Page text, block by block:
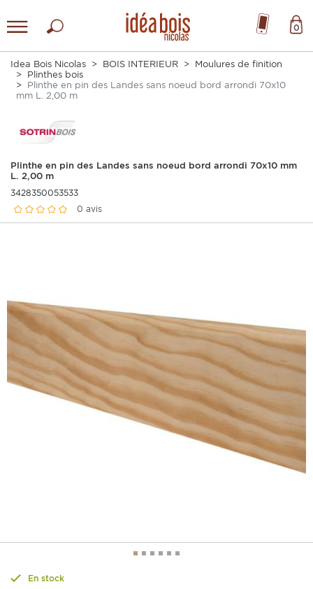
0
Idea Bois Nicolas BOIS INTERIEUR
Moulures de finition
Plinthes bois
Plinthe en pin des Landes sans noeud bord arrondi 70x10
mm L. 2,00 m
Plinthe en pin des Landes sans noeud bord arrondi 70x10 mm
L. 2,00 m
3428350053533
0 avis
En stock